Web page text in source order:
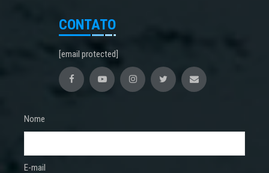
CONTATO
[email protected]
Nome
E-mail